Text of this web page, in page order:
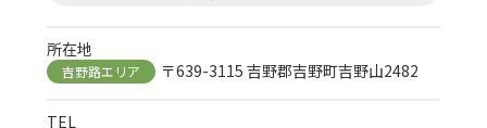
所在地
吉野路エリア 〒639-3115 吉野郡吉野町吉野山2482
TEL